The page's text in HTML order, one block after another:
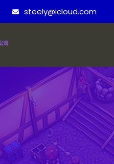
steely@icloud.com